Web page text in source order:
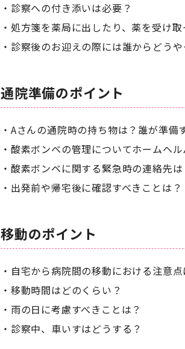
診察への付き添いは必要？
処方箋を薬局に出したり、薬を受け
診察後のお迎えの際には誰からどう
通院準備のポイント
Aさんの通院時の持ち物は？誰が準備
酸素ボンベの管理についてホームヘ
酸素ボンベに関する緊急時の連絡先は
出発前や帰宅後に確認すべきことは？
移動のポイント
自宅から病院間の移動における注意点
移動時間はどのくらい？
雨の日に考慮すべきことは？
診察中、車いすはどうする？